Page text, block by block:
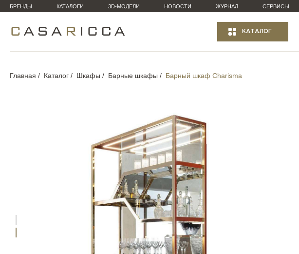
БРЕНДЫ КАТАЛОГИ 3D-МОДЕЛИ НОВОСТИ ЖУРНАЛ СЕРВИСЫ
КАТАЛОГ
Главная Каталог Шкафы Барные шкафы Барный шкаф Charisma